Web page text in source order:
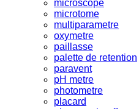
microscope
microtome
multiparametre
oxymetre
paillasse
palette de retention
paravent
pH metre
photometre
placard